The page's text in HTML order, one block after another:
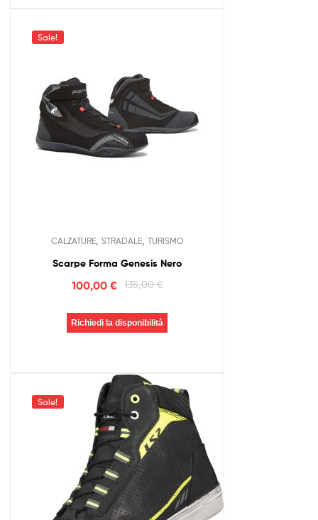
Sale!
CALZATURE, STRADALE, TURISMO
Scarpe Forma Genesis Nero
135,00€
100,00€
Richiedi la disponibilità
Sale!